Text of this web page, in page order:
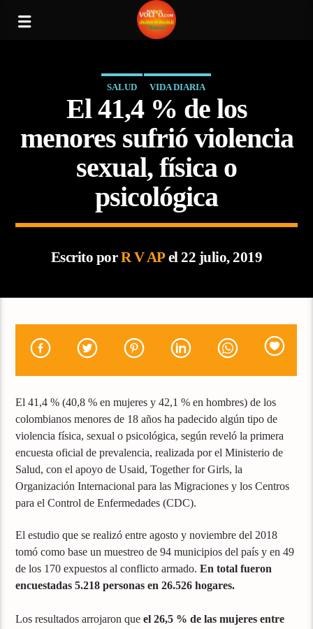
SALUD VIDA DIARIA
El 41,4 % de los
menores sufrió violencia
sexual, física o
psicológica
Escrito porR V APel 22 julio, 2019
El 41,4 % (40,8 % en mujeres y 42,1 % en hombres) de los
colombianos menores de 18 años ha padecido algún tipo de
violencia física, sexual o psicológica, según reveló la primera
encuesta oficial de prevalencia, realizada por el Ministerio de
Salud, con el apoyo de Usaid, Together for Girls, la
Organización Internacional para las Migraciones y los Centros
para el Control de Enfermedades (CDC).
El estudio que se realizó entre agosto y noviembre del 2018
tomó como base un muestreo de 94 municipios del país y en 49
de los 170 expuestos al conflicto armado.En total fueron
encuestadas 5.218 personas en 26.526 hogares.
Los resultados arrojaron queel 26,5 % de las mujeres entre